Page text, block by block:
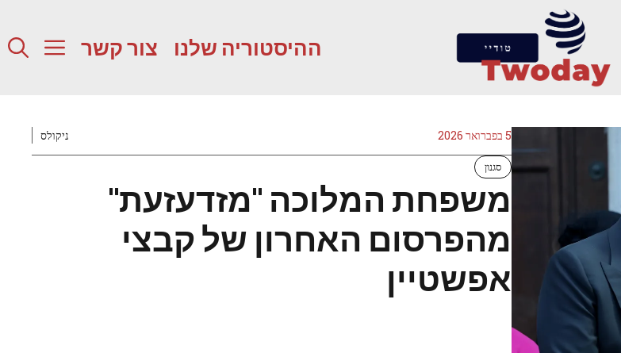
ההיסטוריה שלנו צור קשר
5 בפברואר 2026 ניקולס
סגנון
משפחת המלוכה "מזדעזעת"
מהפרסום האחרון של קבצי
אפשטיין